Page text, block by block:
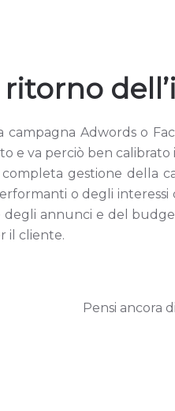
campagna Adwords o
e va perciò ben
gestione della
o degli interessi
degli annunci e del
il cliente.
Pensi ancora